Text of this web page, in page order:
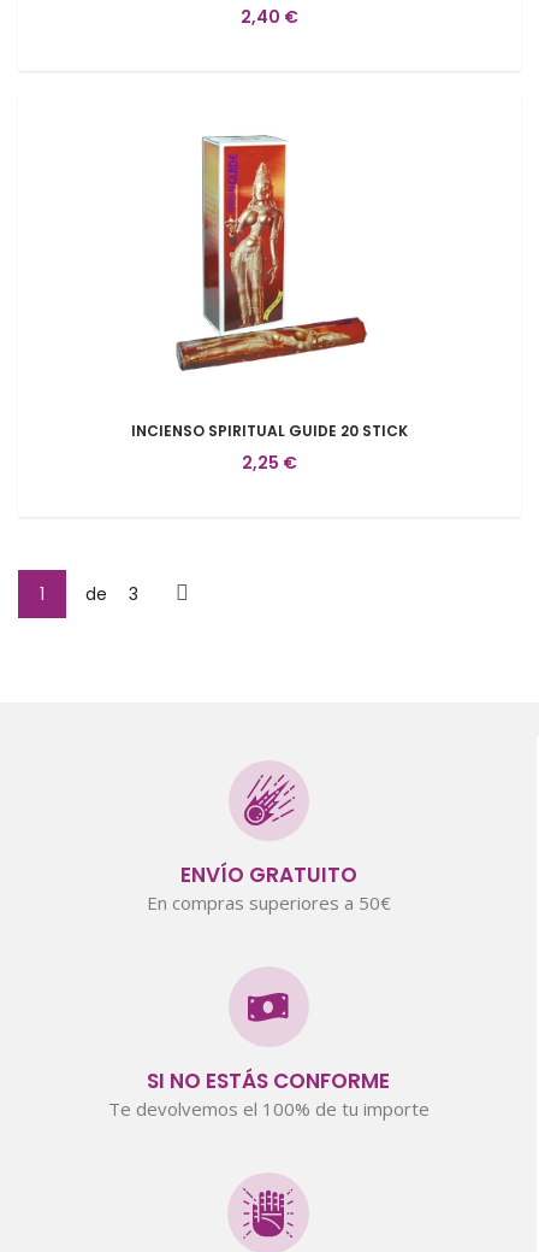
2,40 €
INCIENSO SPIRITUAL GUIDE 20 STICK
2,25 €
1 de 3
ENVÍO GRATUITO
En compras superiores a 50€
SI NO ESTÁS CONFORME
Te devolvemos el 100% de tu importe